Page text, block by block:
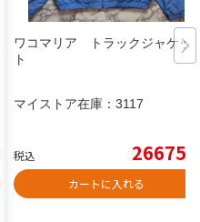
ワコマリア トラックジャケッ
ト
マイストア在庫： 3117
税込 26675
カートに入れる